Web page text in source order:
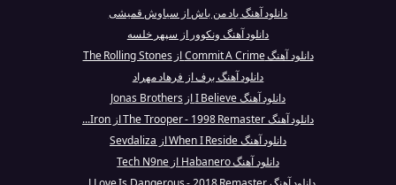
دانلود آهنگ یاد من باش از سیاوش قمیشی
دانلود آهنگ ونکوور از سپهر خلسه
دانلود آهنگ Commit A Crime از The Rolling Stones
دانلود آهنگ برف از فرهاد مهراد
دانلود آهنگ I Believe از Jonas Brothers
دانلود آهنگ The Trooper - 1998 Remaster از Iron...
دانلود آهنگ When I Reside از Sevdaliza
دانلود آهنگ Habanero از Tech N9ne